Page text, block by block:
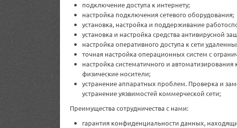
подключение доступа к интернету;
настройка подключения сетевого оборудования;
установка, настройка и поддерживание
установка и настройка средства антивирусной
настройка оперативного доступа к сети
точная настройка операционных систем с
настройка систематичного и
физические носители;
устранение аппаратных проблем. Проверка и
устранение уязвимостей коммерческой сети;
Преимущества сотрудничества с нами:
гарантия конфиденциальности данных,